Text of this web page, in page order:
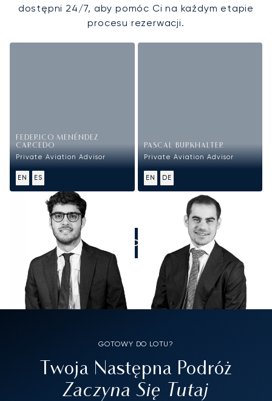
dostępni 24/7, aby pomóc Ci na każdym etapie
procesu rezerwacji.
FEDERICO MENÉNDEZ
CARCEDO
Private Aviation Advisor
EN ES
PASCAL BURKHALTER
Private Aviation Advisor
EN DE
ZADZWOŃCIE DO NAS
GOTOWY DO LOTU?
Twoja Następna Podróż
Zaczyna Się Tutaj